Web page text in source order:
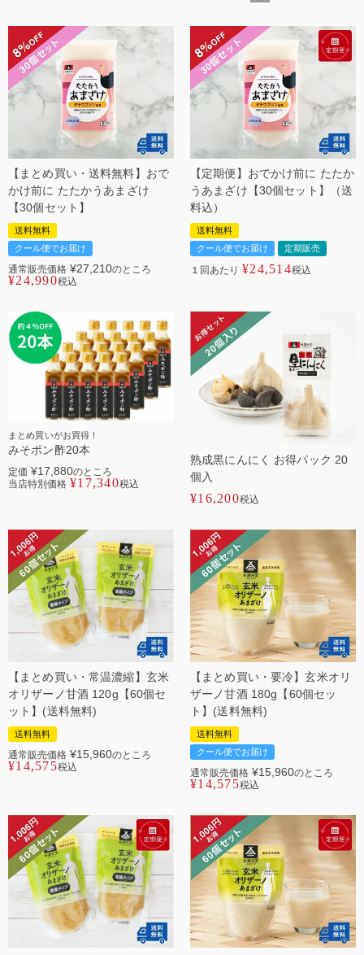
【まとめ買い・送料無料】おで
かけ前に たたかうあまざけ
【30個セット】
送料無料
クール便でお届け
通常販売価格 ¥27,210のところ
¥24,990税込
【定期便】おでかけ前に たたか
うあまざけ【30個セット】（送
料込）
送料無料
クール便でお届け
定期販売
１回あたり ¥24,514税込
まとめ買いがお買得！
みそポン酢20本
定価 ¥17,880のところ
当店特別価格 ¥17,340税込
熟成黒にんにく お得パック 20
個入
¥16,200税込
【まとめ買い・常温濃縮】玄米
オリザーノ甘酒 120g【60個セ
ット】(送料無料)
送料無料
通常販売価格 ¥15,960のところ
¥14,575税込
【まとめ買い・要冷】玄米オリ
ザーノ甘酒 180g【60個セッ
ト】(送料無料)
送料無料
クール便でお届け
通常販売価格 ¥15,960のところ
¥14,575税込